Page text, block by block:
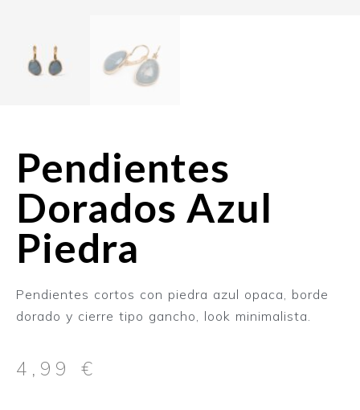
Pendientes
Dorados Azul
Piedra
Pendientes cortos con piedra azul opaca, borde
dorado y cierre tipo gancho, look minimalista.
4,99 €